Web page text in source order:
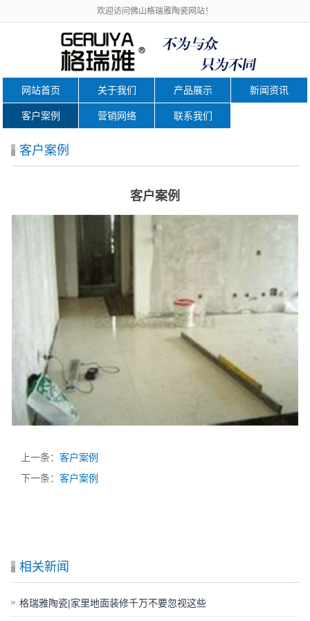
欢迎访问佛山格瑞雅陶瓷网站！
网站首页 关于我们 产品展示 新闻资讯
客户案例 营销网络 联系我们
客户案例
客户案例
上一条： 客户案例
下一条： 客户案例
相关新闻
格瑞雅陶瓷|家里地面装修千万不要忽视这些